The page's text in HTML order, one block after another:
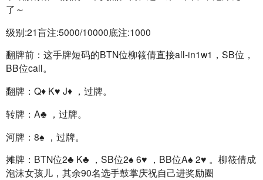
了～
级别:21盲注:5000/10000底注:1000
翻牌前：这手牌短码的BTN位柳筱倩直接all-in1w1，SB位，
BB位call。
翻牌：Q♦️ K♥️ J♦️ ，过牌。
转牌：A♣️ ，过牌。
河牌：8♠️ ，过牌。
摊牌：BTN位2♣️ K♣️ ，SB位2♠️ 6♥️ ，BB位A♠️ 2♥️ 。柳筱倩成
泡沫女孩儿，其余90名选手鼓掌庆祝自己进奖励圈